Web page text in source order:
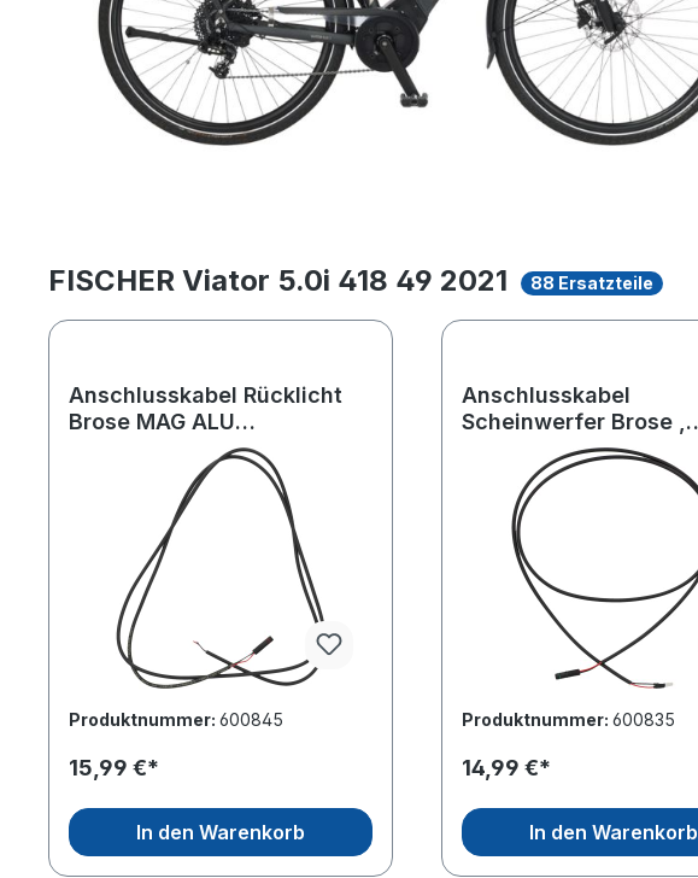
FISCHER Viator 5.0i 418 49 2021 88 Ersatzteile
Anschlusskabel Rücklicht
Brose MAG ALU
Motor/1323mm lang
Produktnummer: 600845
15,99 €*
In den Warenkorb
Anschlusskabel
Scheinwerfer Brose ,
1095mm Länge
Produktnummer: 600835
14,99 €*
In den Warenkorb